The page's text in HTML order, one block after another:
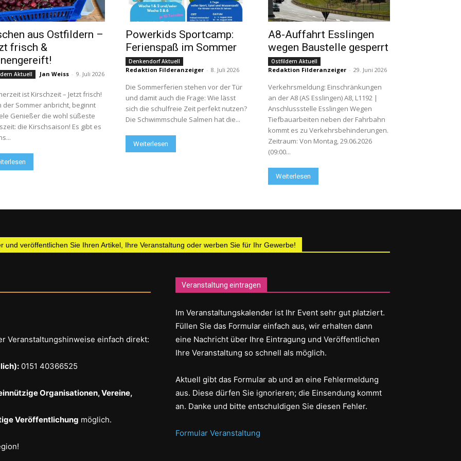
aus Ostfildern –
frisch &
Aktuell Jan Weiss - 9. Juli 2026
ist Kirschzeit – Jetzt frisch!
der Sommer anbricht, beginnt
Genießer die wohl süßeste
die Kirschsaison! Es gibt es
Powerkids Sportcamp:
Ferienspaß im Sommer
Denkendorf Aktuell
Redaktion Filderanzeiger - 8. Juli 2026
Die Sommerferien stehen vor der Tür
und damit auch die Frage: Wie lässt
sich die schulfreie Zeit perfekt nutzen?
Die Schwimmschule Salmen hat die...
Weiterlesen
A8-Auffahrt Esslingen
wegen Baustelle gesperrt
Ostfildern Aktuell
Redaktion Filderanzeiger - 29. Juni 2026
Verkehrsmeldung: Einschränkungen
an der A8 (AS Esslingen) A8, L1192 |
Anschlussstelle Esslingen Wegen
Tiefbauarbeiten neben der Fahrbahn
kommt es zu Verkehrsbehinderungen.
Zeitraum: Von Montag, 29.06.2026
(09:00...
Weiterlesen
und veröffentlichen Sie Ihren Artikel, Ihre Veranstaltung oder werben Sie für Ihr Gewerbe!
Veranstaltungshinweise einfach direkt:
0151 40366525
Organisationen, Vereine,
Veröffentlichung möglich.
Veranstaltung eintragen
Im Veranstaltungskalender ist Ihr Event sehr gut platziert.
Füllen Sie das Formular einfach aus, wir erhalten dann
eine Nachricht über Ihre Eintragung und Veröffentlichen
Ihre Veranstaltung so schnell als möglich.
Aktuell gibt das Formular ab und an eine Fehlermeldung
aus. Diese dürfen Sie ignorieren; die Einsendung kommt
an. Danke und bitte entschuldigen Sie diesen Fehler.
Formular Veranstaltung